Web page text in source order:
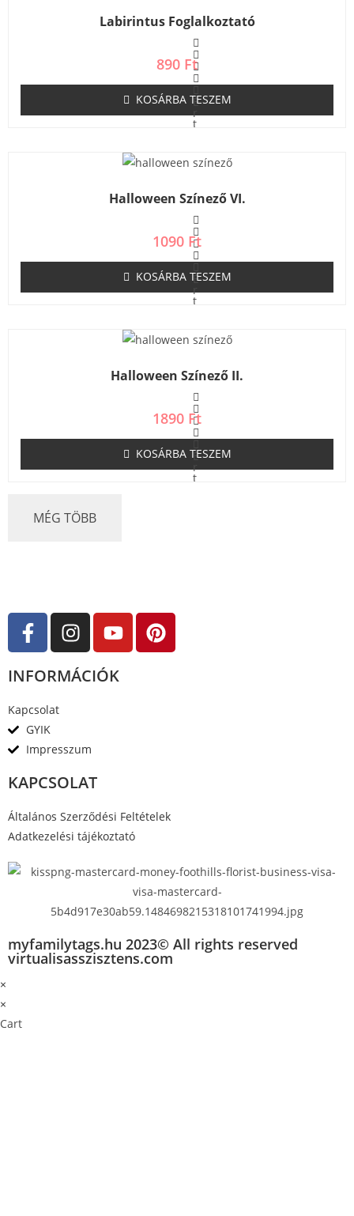
s
:
0
/
5
Labirintus Foglalkoztató
É
r
t
e
l
s
:
0
/
5
890 Ft
KOSÁRBA TESZEM
Halloween Színező VI.
É
r
t
e
l
s
:
0
/
5
1090 Ft
KOSÁRBA TESZEM
Halloween Színező II.
É
r
t
1890 Ft
KOSÁRBA TESZEM
MÉG TÖBB
INFORMÁCIÓK
Kapcsolat
GYIK
Impresszum
KAPCSOLAT
Általános Szerződési Feltételek
Adatkezelési tájékoztató
myfamilytags.hu 2023© All rights reserved
virtualisasszisztens.com
×
×
Cart